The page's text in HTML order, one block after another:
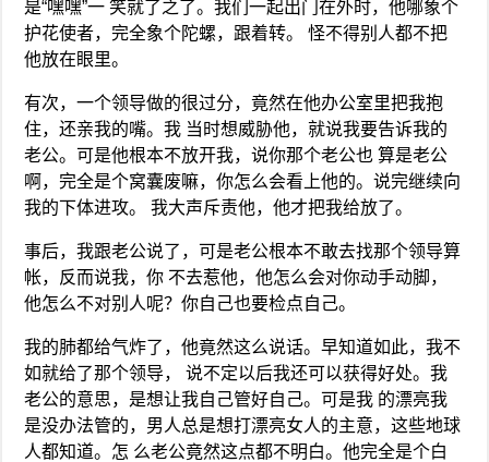
是“嘿嘿”一 笑就了之了。我们一起出门在外时，他哪象个
护花使者，完全象个陀螺，跟着转。 怪不得别人都不把
他放在眼里。
有次，一个领导做的很过分，竟然在他办公室里把我抱
住，还亲我的嘴。我 当时想威胁他，就说我要告诉我的
老公。可是他根本不放开我，说你那个老公也 算是老公
啊，完全是个窝囊废嘛，你怎么会看上他的。说完继续向
我的下体进攻。 我大声斥责他，他才把我给放了。
事后，我跟老公说了，可是老公根本不敢去找那个领导算
帐，反而说我，你 不去惹他，他怎么会对你动手动脚，
他怎么不对别人呢？你自己也要检点自己。
我的肺都给气炸了，他竟然这么说话。早知道如此，我不
如就给了那个领导， 说不定以后我还可以获得好处。我
老公的意思，是想让我自己管好自己。可是我 的漂亮我
是没办法管的，男人总是想打漂亮女人的主意，这些地球
人都知道。怎 么老公竟然这点都不明白。他完全是个白